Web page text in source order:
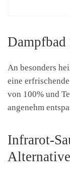
Dampfbad
An besonders
eine
von 100% und
angenehm
Infrarot-
Alternative